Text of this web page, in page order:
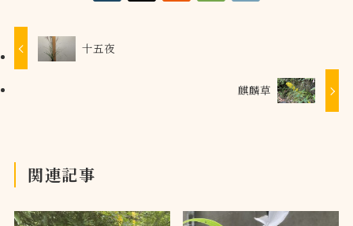
十五夜
麒麟草
関連記事